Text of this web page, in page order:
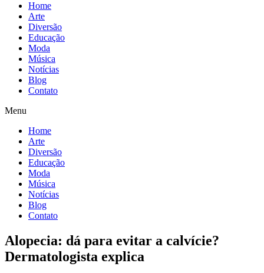
Home
Arte
Diversão
Educação
Moda
Música
Notícias
Blog
Contato
Menu
Home
Arte
Diversão
Educação
Moda
Música
Notícias
Blog
Contato
Alopecia: dá para evitar a calvície?
Dermatologista explica